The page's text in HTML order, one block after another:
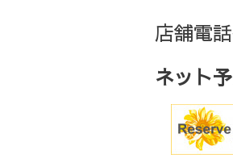
店舗電
ネット